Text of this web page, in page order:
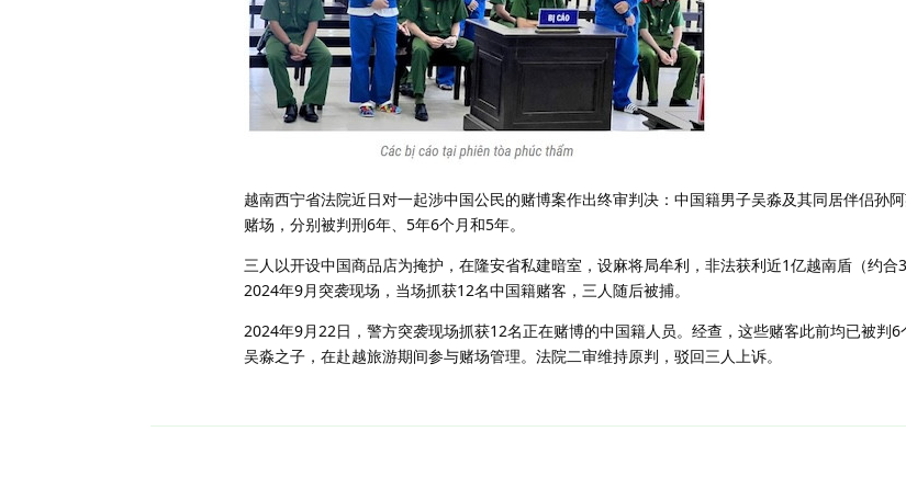
越南西宁省法院近日对一起涉中国公民的赌博案作出终审判决：中国籍男子吴淼及其同居伴侣孙
赌场，分别被判刑6年、5年6个月和5年。
三人以开设中国商品店为掩护，在隆安省私建暗室，设麻将局牟利，非法获利近1亿越南盾（约合
2024年9月突袭现场，当场抓获12名中国籍赌客，三人随后被捕。
2024年9月22日，警方突袭现场抓获12名正在赌博的中国籍人员。经查，这些赌客此前均已被判
吴淼之子，在赴越旅游期间参与赌场管理。法院二审维持原判，驳回三人上诉。